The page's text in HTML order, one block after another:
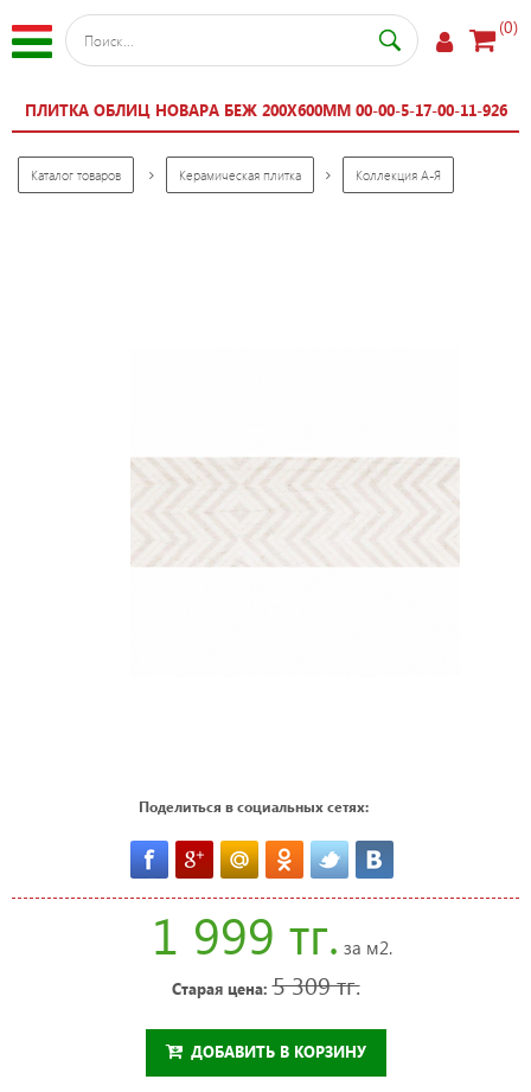
(0)
ПЛИТКА ОБЛИЦ НОВАРА БЕЖ 200X600ММ 00-00-5-17-00-11-926
Каталог товаров Керамическая плитка Коллекция А-Я
Поделиться в социальных сетях:
1 999 тг. за м2.
Старая цена:5 309 тг.
ДОБАВИТЬ В КОРЗИНУ